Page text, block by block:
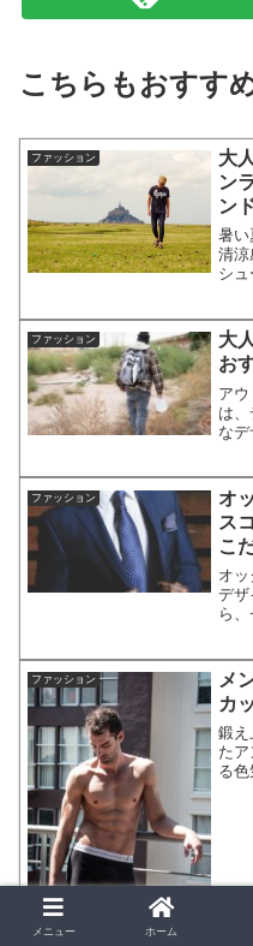
こちらもおすす
ファッション
大
ン
ン
暑い
清涼
シ
ン
し
ファッション
大
お
ア
は
なデ
テ
お
ど
て
ファッション
オ
ス
こ
8選
オ
デザ
ら
ュ
る
婚
ろで
ファッション
メ
カ
鍛え
た
る
メニュー ホーム